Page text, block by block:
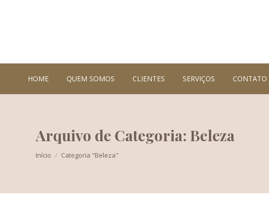
HOME QUEM SOMOS CLIENTES SERVIÇOS CONTATO
Arquivo de Categoria: Beleza
Você está aqui:
Início Categoria "Beleza"